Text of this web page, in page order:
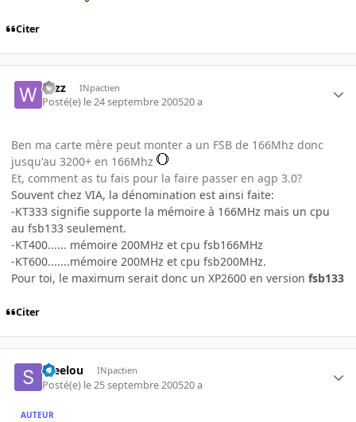
Citer
wizz INpactien
Posté(e) le 24 septembre 200520 a
Ben ma carte mère peut monter a un FSB de 166Mhz donc
jusqu'au 3200+ en 166Mhz
Et, comment as tu fais pour la faire passer en agp 3.0?
Souvent chez VIA, la dénomination est ainsi faite:
-KT333 signifie supporte la mémoire à 166MHz mais un cpu
au fsb133 seulement.
-KT400...... mémoire 200MHz et cpu fsb166MHz
-KT600.......mémoire 200MHz et cpu fsb200MHz.
Pour toi, le maximum serait donc un XP2600 en version fsb133
Citer
Steelou INpactien
Posté(e) le 25 septembre 200520 a
AUTEUR